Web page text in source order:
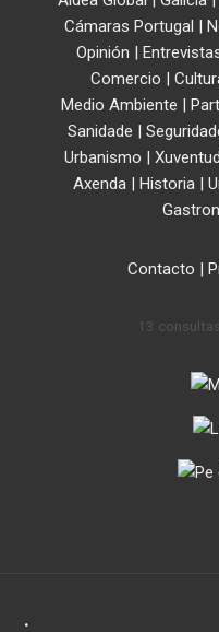
Cámaras Portugal |
Opinión |
Comercio |
Medio Ambiente |
Sanidade |
Urbanismo |
Axenda| Historia|
Contacto |
13
.